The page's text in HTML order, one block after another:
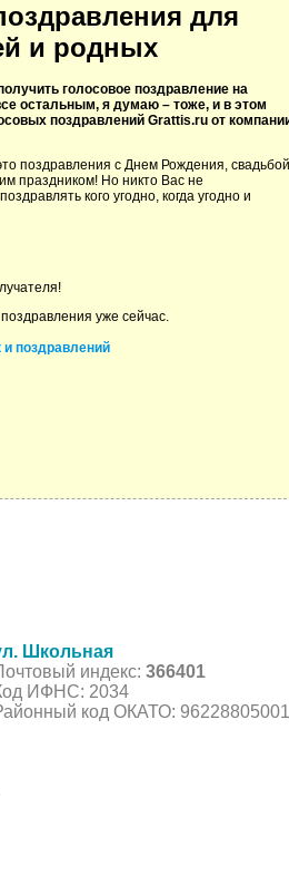
для
и родных
голосовое поздравление на
остальным, я думаю – тоже, и в этом
поздравлений Grattis.ru от
поздравления с Днем Рождения,
праздником! Но никто Вас не
кого угодно, когда угодно и
уже сейчас.
поздравлений
Школьная
индекс: 366401
ИФНС: 2034
код ОКАТО: 96228805001